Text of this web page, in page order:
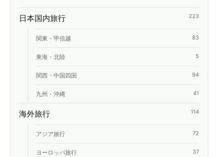
日本国内旅行 223
関東・甲信越 83
東海・北陸 5
関西・中国四国 94
九州・沖縄 41
海外旅行 114
アジア旅行 72
ヨーロッパ旅行 37